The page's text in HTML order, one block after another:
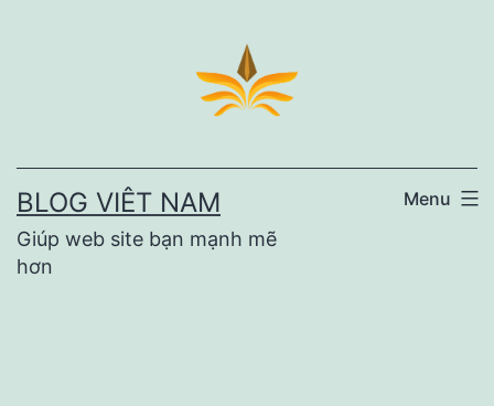
BLOG VIÊT NAM
Giúp web site bạn mạnh mẽ
hơn
Menu